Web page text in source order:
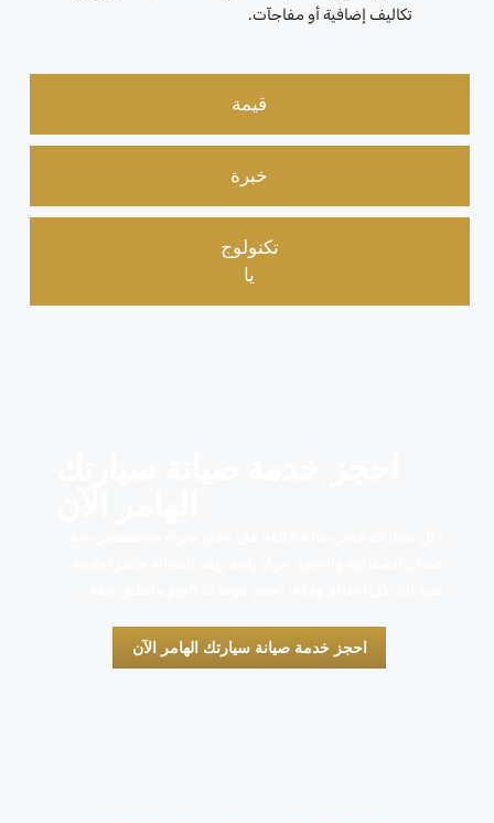
قيمة
خبرة
تكنولوج
يا
تكاليف إضافية أو مفاجآت.
احجز خدمة صيانة سيارتك الهامر الآن